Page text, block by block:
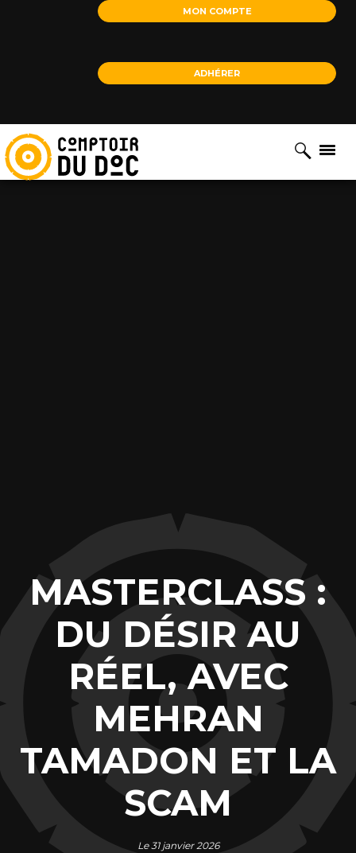
MON COMPTE
ADHÉRER
MASTERCLASS :
DU DÉSIR AU
RÉEL, AVEC
MEHRAN
TAMADON ET LA
SCAM
Le 31 janvier 2026
Cookies management panel